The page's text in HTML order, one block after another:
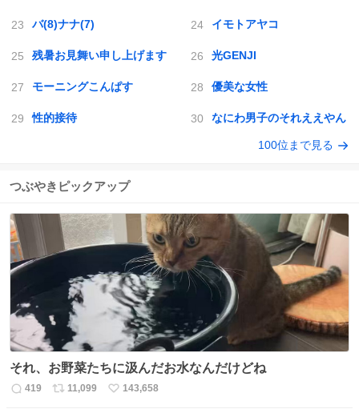
バ(8)ナナ(7) イモトアヤコ
残暑お見舞い申し上げます 光GENJI
モーニングこんぱす 優美な女性
性的接待 なにわ男子のそれええやん
100位まで見る
つぶやきピックアップ
それ、お野菜たちに汲んだお水なんだけどね
返
419
リ
11,099
い
143,658